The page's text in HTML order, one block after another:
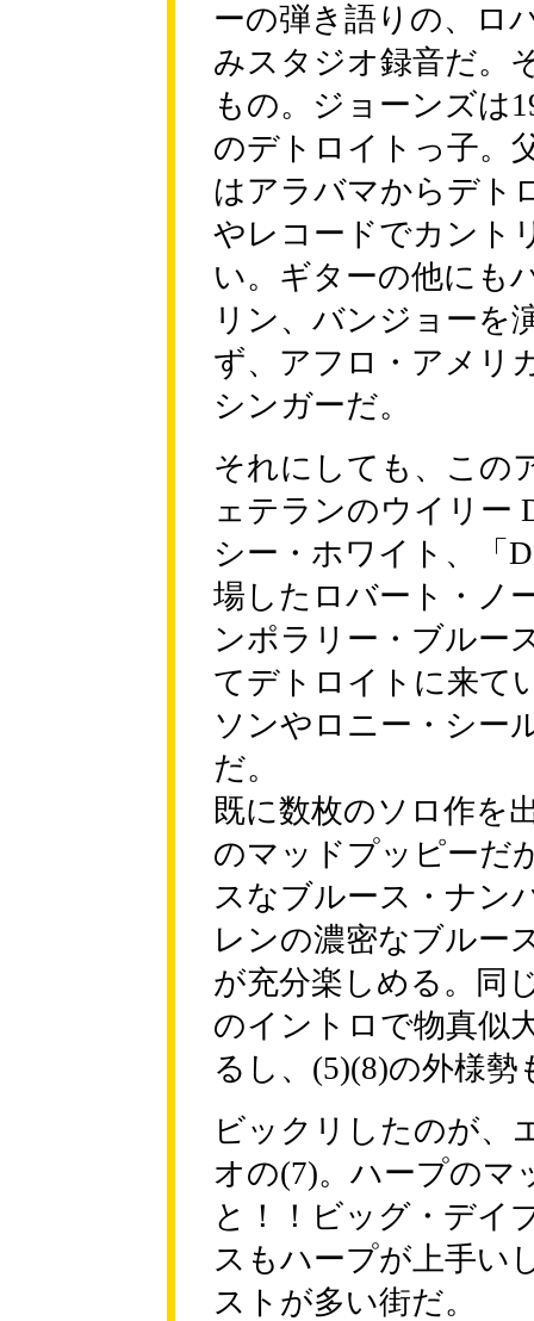
ーの弾き語りの、ロ
みスタジオ録音だ。
もの。ジョーンズは
のデトロイトっ子。
はアラバマからデト
やレコードでカント
い。ギターの他にも
リン、バンジョーを
ず、アフロ・アメリ
シンガーだ。
それにしても、この
ェテランのウイリー
シー・ホワイト、「
場したロバート・ノ
ンポラリー・ブルー
てデトロイトに来て
ソンやロニー・シー
だ。
既に数枚のソロ作を
のマッドプッピーだ
スなブルース・ナン
レンの濃密なブルー
が充分楽しめる。同
のイントロで物真似
るし、(5)(8)の外様勢
ビックリしたのが、
オの(7)。ハープのマ
と！！ビッグ・デイ
スもハープが上手い
ストが多い街だ。